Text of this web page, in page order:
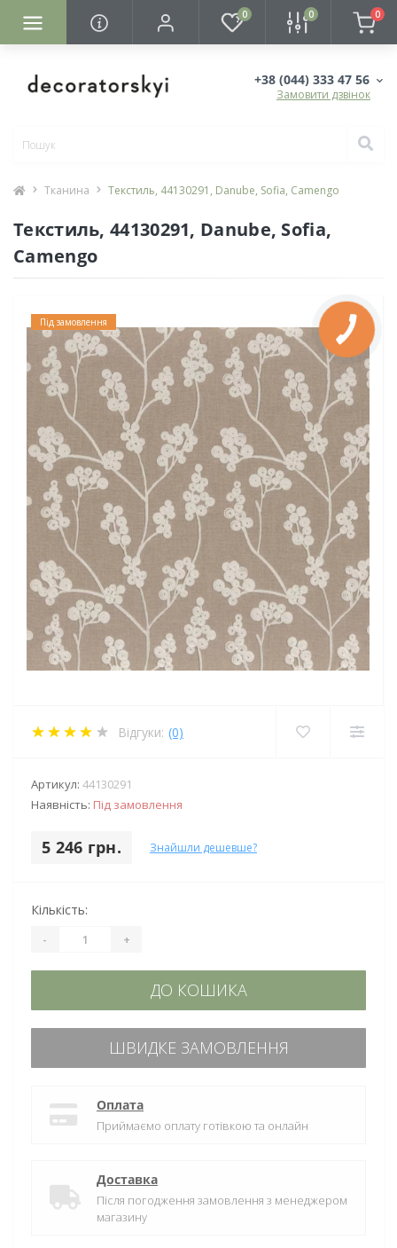
0 0 0
+38 (044) 333 47 56
Замовити дзвінок
Тканина Текстиль, 44130291, Danube, Sofia, Camengo
Текстиль, 44130291, Danube, Sofia,
Camengo
Під замовлення
Відгуки: (0)
Артикул: 44130291
Наявність: Під замовлення
5 246 грн. Знайшли дешевше?
Кількість:
- +
ДО КОШИКА
ШВИДКЕ ЗАМОВЛЕННЯ
Оплата
Приймаємо оплату готівкою та онлайн
Доставка
Після погодження замовлення з менеджером
магазину